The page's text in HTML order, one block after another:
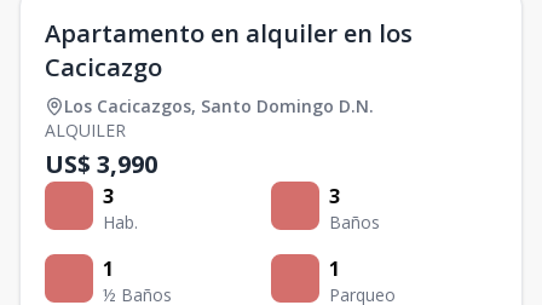
Apartamento en alquiler en los
Cacicazgo
Los Cacicazgos, Santo Domingo D.N.
ALQUILER
US$ 3,990
3
Hab.
3
Baños
1
½ Baños
1
Parqueo